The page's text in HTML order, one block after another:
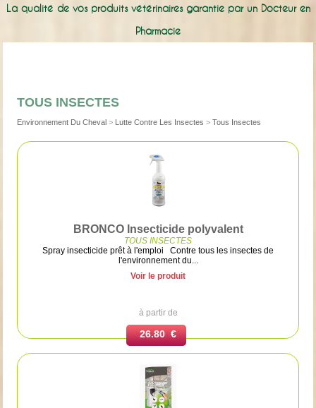
La qualité de vos produits vétérinaires garantie par un Docteur en
Pharmacie
TOUS INSECTES
Environnement Du Cheval > Lutte Contre Les Insectes > Tous Insectes
BRONCO Insecticide polyvalent
TOUS INSECTES
Spray insecticide prêt à l'emploi Contre tous les insectes de
l'environnement du...
Voir le produit
à partir de
26.80 €